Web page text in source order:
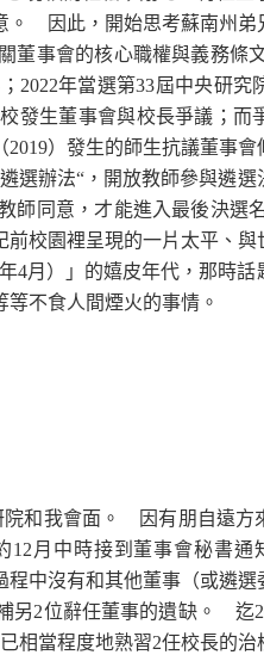
。 因此，開始思考蘇南州
董事會的核心職權與義務
2022年當選第33屆中央研
發生董事會與校長爭議；而
2019）發生的師生抗議董事
選辦法“，開放教師參與遴
師同意，才能進入最後決
校園裡呈現的一片太平、與
月）」的嬉皮年代，那時話
等不食人間煙火的事情。
和我會面。 因有朋自遠方
月中時接到董事會秘書通
中沒有和其他董事（或遴
另2位辭任董事的遺缺。 迄
相當程度地熟習2任校長的